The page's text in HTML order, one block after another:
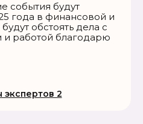
события будут
года в финансовой и
обстоять дела с
работой благодарю
экспертов 2